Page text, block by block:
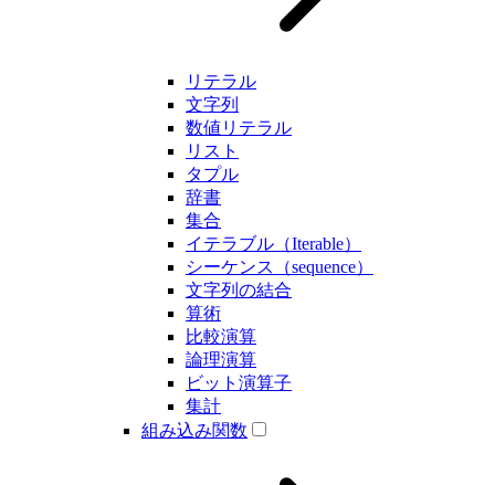
リテラル
文字列
数値リテラル
リスト
タプル
辞書
集合
イテラブル（Iterable）
シーケンス（sequence）
文字列の結合
算術
比較演算
論理演算
ビット演算子
集計
組み込み関数